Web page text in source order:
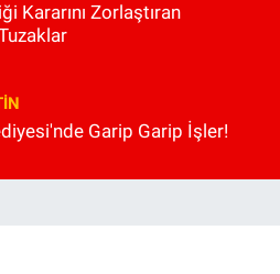
Kararını Zorlaştıran
Garip Garip İşler!